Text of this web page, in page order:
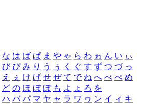
な は ば ぱ ま や ゃ ら わ ゎ ん い ぃ
び ぴ み り う ぅ く ぐ す ず つ づ っ
え ぇ け げ せ ぜ て で ね へ べ ぺ め
ど の ほ ぼ ぽ も よ ょ ろ を
ハ バ パ マ ヤ ャ ラ ワ ヮ ン イ ィ キ